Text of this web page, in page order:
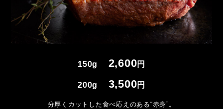
150g 2,600円
200g 3,500円
分厚くカットした食べ応えのある“赤身”。